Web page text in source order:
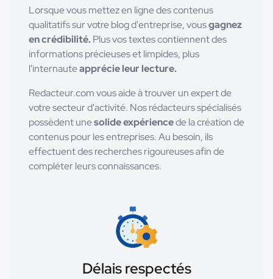
Lorsque vous mettez en ligne des contenus
qualitatifs sur votre blog d'entreprise, vousgagnez
en crédibilité.Plus vos textes contiennent des
informations précieuses et limpides, plus
l'internauteapprécie leur lecture.
Redacteur.com vous aide à trouver un expert de
votre secteur d'activité. Nos rédacteurs spécialisés
possèdent unesolide expériencede la création de
contenus pour les entreprises. Au besoin, ils
effectuent des recherches rigoureuses afin de
compléter leurs connaissances.
Délais respectés